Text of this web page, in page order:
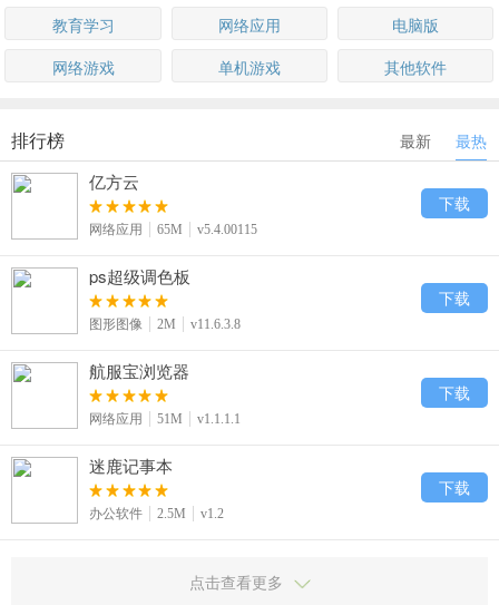
教育学习
网络应用
电脑版
网络游戏
单机游戏 其他软件
最新 最热
排行榜
亿方云
网络应用 65M v5.4.00115
下载
ps超级调色板
图形图像 2M v11.6.3.8
下载
航服宝浏览器
网络应用 51M v1.1.1.1
下载
迷鹿记事本
办公软件 2.5M v1.2
下载
点击查看更多